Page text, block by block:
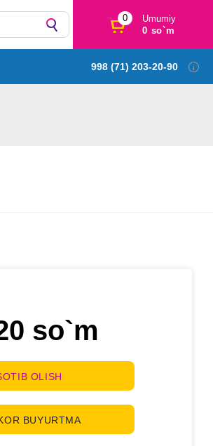
0
Umumiy
0 so`m
998 (71) 203-20-90
so`m
OLISH
BUYURTMA